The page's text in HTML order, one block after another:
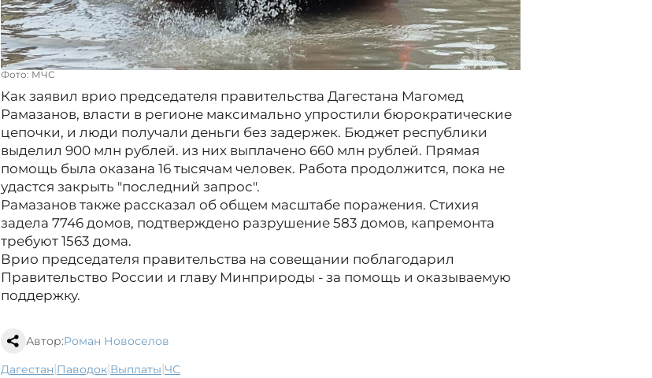
Фото: МЧС
Как заявил врио председателя правительства Дагестана Магомед
Рамазанов, власти в регионе максимально упростили бюрократические
цепочки, и люди получали деньги без задержек. Бюджет республики
выделил 900 млн рублей. из них выплачено 660 млн рублей. Прямая
помощь была оказана 16 тысячам человек. Работа продолжится, пока не
удастся закрыть "последний запрос".
Рамазанов также рассказал об общем масштабе поражения. Стихия
задела 7746 домов, подтверждено разрушение 583 домов, капремонта
требуют 1563 дома.
Врио председателя правительства на совещании поблагодарил
Правительство России и главу Минприроды - за помощь и оказываемую
поддержку.
Автор:Роман Новоселов
Дагестан| паводок| выплаты| ЧС